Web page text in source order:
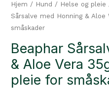
Hjem / Hund / Helse og pleie
Sårsalve med Honning &
småskader
Beaphar
& Aloe Vera
pleie for